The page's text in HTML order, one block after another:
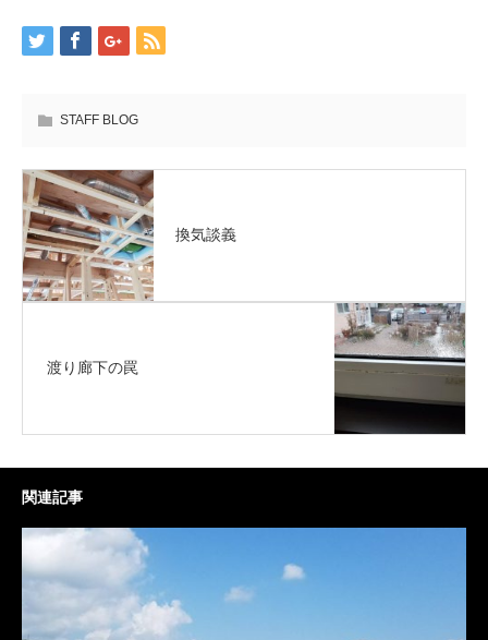
STAFF BLOG
換気談義
渡り廊下の罠
関連記事